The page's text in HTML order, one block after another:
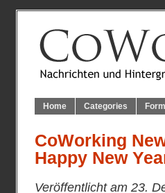
Home Categories
CoWorking
Happy New
Veröffentlicht am 23.